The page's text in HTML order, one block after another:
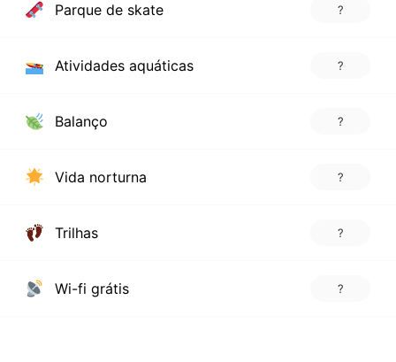
Parque de skate ?
Atividades aquáticas ?
Balanço ?
Vida norturna ?
Trilhas ?
Wi-fi grátis ?